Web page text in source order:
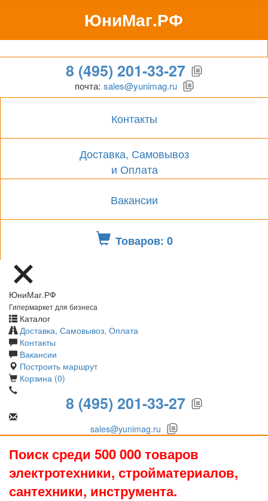
ЮниМаг.РФ
Гипермаркет для бизнеса
8 (495) 201-33-27
почта: sales@yunimag.ru
Контакты
Доставка, Самовывоз
и Оплата
Вакансии
Товаров: 0
ЮниМаг.РФ
Гипермаркет для бизнеса
Каталог
Доставка, Самовывоз, Оплата
Контакты
Вакансии
Построить маршрут
Корзина (0)
8 (495) 201-33-27
sales@yunimag.ru
Поиск среди 500 000 товаров
электротехники, стройматериалов,
сантехники, инструмента.